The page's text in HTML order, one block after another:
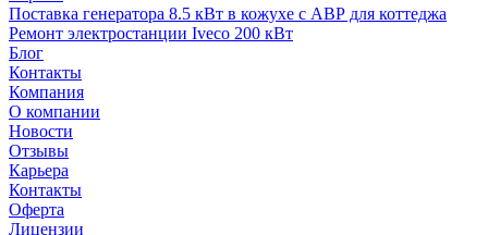
Поставка генератора 8.5 кВт в кожухе с АВР для коттеджа
Ремонт электростанции Iveco 200 кВт
Блог
Контакты
Компания
О компании
Новости
Отзывы
Карьера
Контакты
Оферта
Лицензии